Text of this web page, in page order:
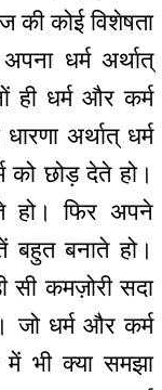
की कोई विशेषता
धर्म अर्थात्
ही धर्म और कर्म
अर्थात् धर्म
को छोड़ देते हो।
हो। फिर अपने
बहुत बनाते हो।
सी कमज़ोरी सदा
जो धर्म और कर्म
भी क्या समझा